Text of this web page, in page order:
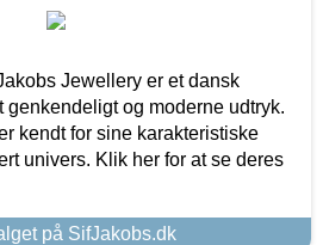
Jewellery er et dansk
og moderne udtryk.
kendt for sine karakteristiske
univers. Klik her for at se deres
på SifJakobs.dk